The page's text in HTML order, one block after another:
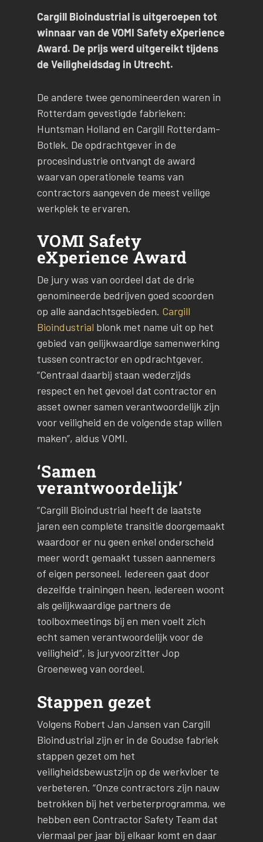
Cargill Bioindustrial is uitgeroepen tot
winnaar van de VOMI Safety eXperience
Award. De prijs werd uitgereikt tijdens
de Veiligheidsdag in Utrecht.
De andere twee genomineerden waren in
Rotterdam gevestigde fabrieken:
Huntsman Holland en Cargill Rotterdam-
Botlek. De opdrachtgever in de
procesindustrie ontvangt de award
waarvan operationele teams van
contractors aangeven de meest veilige
werkplek te ervaren.
VOMI Safety
eXperience Award
De jury was van oordeel dat de drie
genomineerde bedrijven goed scoorden
op alle aandachtsgebieden. Cargill
Bioindustrial blonk met name uit op het
gebied van gelijkwaardige samenwerking
tussen contractor en opdrachtgever.
“Centraal daarbij staan wederzijds
respect en het gevoel dat contractor en
asset owner samen verantwoordelijk zijn
voor veiligheid en de volgende stap willen
maken”, aldus VOMI.
‘Samen
verantwoordelijk’
“Cargill Bioindustrial heeft de laatste
jaren een complete transitie doorgemaakt
waardoor er nu geen enkel onderscheid
meer wordt gemaakt tussen aannemers
of eigen personeel. Iedereen gaat door
dezelfde trainingen heen, iedereen woont
als gelijkwaardige partners de
toolboxmeetings bij en men voelt zich
echt samen verantwoordelijk voor de
veiligheid”, is juryvoorzitter Jop
Groeneweg van oordeel.
Stappen gezet
Volgens Robert Jan Jansen van Cargill
Bioindustrial zijn er in de Goudse fabriek
stappen gezet om het
veiligheidsbewustzijn op de werkvloer te
verbeteren. “Onze contractors zijn nauw
betrokken bij het verbeterprogramma, we
hebben een Contractor Safety Team dat
viermaal per jaar bij elkaar komt en daar